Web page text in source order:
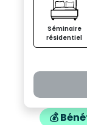
Séminaire
résidentiel
💰